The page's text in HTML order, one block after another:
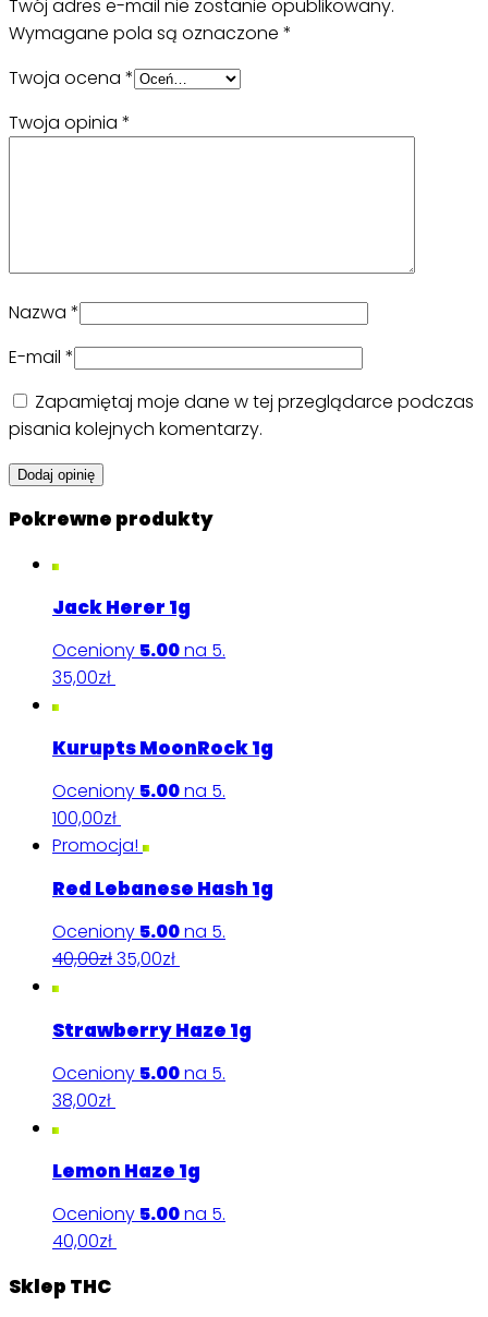
Twój adres e-mail nie zostanie opublikowany.
Wymagane pola są oznaczone *
Twoja ocena *
Twoja opinia *
Nazwa *
E-mail *
Zapamiętaj moje dane w tej przeglądarce podczas
pisania kolejnych komentarzy.
Pokrewne produkty
Jack Herer 1g
Oceniony 5.00na 5.
35,00zł
Kurupts MoonRock 1g
Oceniony 5.00na 5.
100,00zł
Promocja!
Red Lebanese Hash 1g
Oceniony 5.00na 5.
40,00zł35,00zł
Strawberry Haze 1g
Oceniony 5.00na 5.
38,00zł
Lemon Haze 1g
Oceniony 5.00na 5.
40,00zł
Sklep THC